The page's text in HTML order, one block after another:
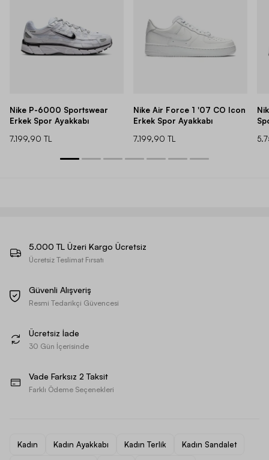
Nike P-6000 Sportswear
Erkek Spor Ayakkabı
7.199,90 TL
Nike Air Force 1 '07 CO Icon
Erkek Spor Ayakkabı
7.199,90 TL
5.000 TL Üzeri Kargo Ücretsiz
Ücretsiz Teslimat Fırsatı
Güvenli Alışveriş
Resmi Tedarikçi Güvencesi
Ücretsiz İade
30 Gün İçerisinde
Vade Farksız 2 Taksit
Farklı Ödeme Seçenekleri
Kadın Kadın Ayakkabı Kadın Terlik Kadın Sandalet